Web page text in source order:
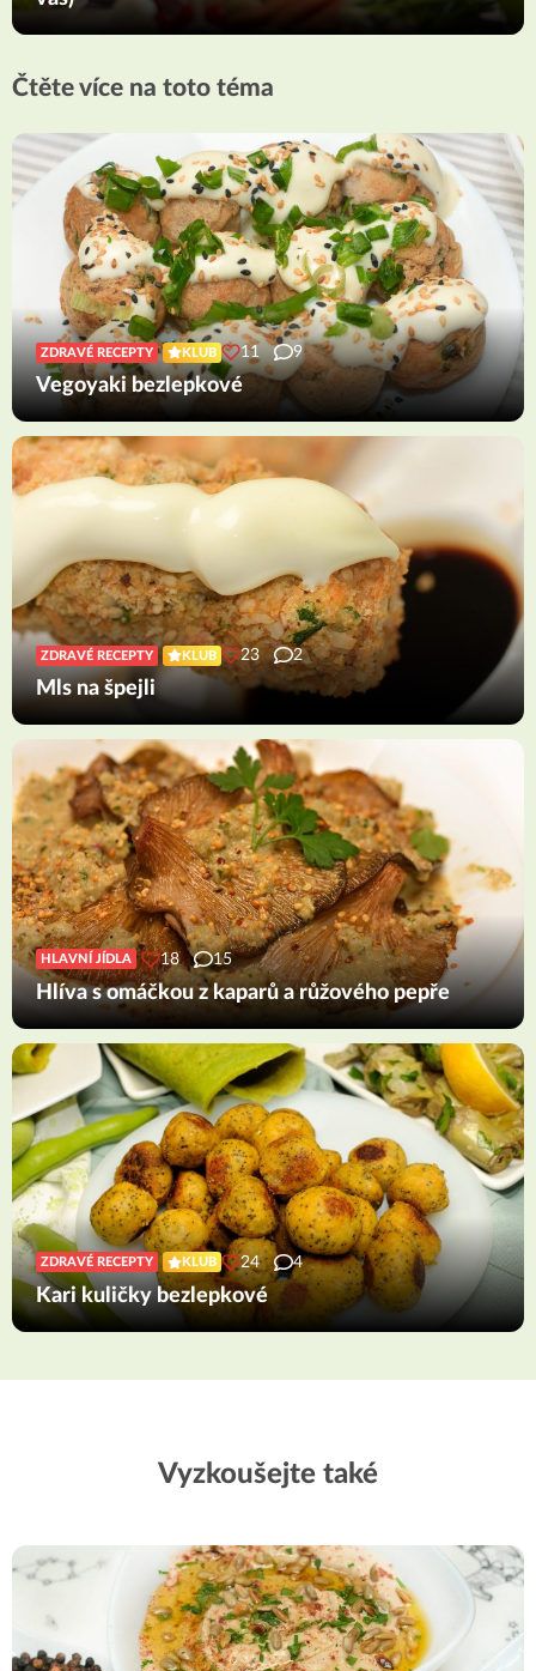
Čtěte více na toto téma
ZDRAVÉ RECEPTY KLUB 11 9
Vegoyaki bezlepkové
ZDRAVÉ RECEPTY KLUB 23 2
Mls na špejli
HLAVNÍ JÍDLA 18 15
Hlíva s omáčkou z kaparů a růžového pepře
ZDRAVÉ RECEPTY KLUB 24 4
Kari kuličky bezlepkové
Vyzkoušejte také